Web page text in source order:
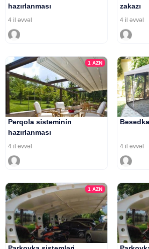
hazırlanması
4 il əvvəl
zakazı
4 il əvvəl
1AZN
Perqola sisteminin
hazırlanması
4 il əvvəl 4 il əvvəl
1AZN